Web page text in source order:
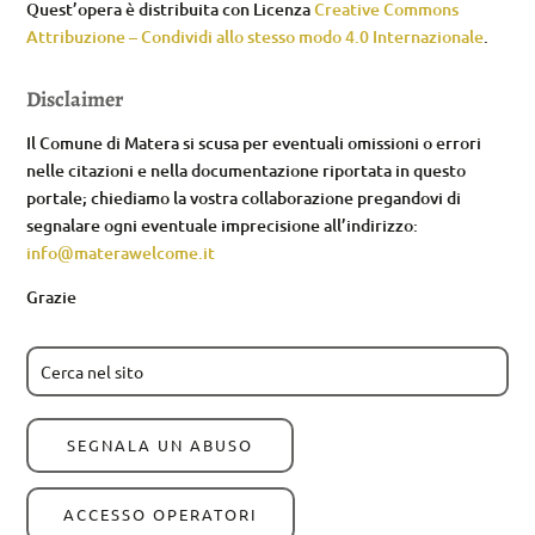
Quest’opera è distribuita con LicenzaCreative Commons
Attribuzione – Condividi allo stesso modo 4.0 Internazionale.
Disclaimer
Il Comune di Matera si scusa per eventuali omissioni o errori
nelle citazioni e nella documentazione riportata in questo
portale; chiediamo la vostra collaborazione pregandovi di
segnalare ogni eventuale imprecisione all’indirizzo:
info@materawelcome.it
Grazie
SEGNALA UN ABUSO
ACCESSO OPERATORI